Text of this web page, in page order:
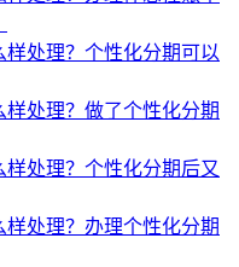
处理？个性化分期可以
处理？做了个性化分期
处理？个性化分期后又
处理？办理个性化分期